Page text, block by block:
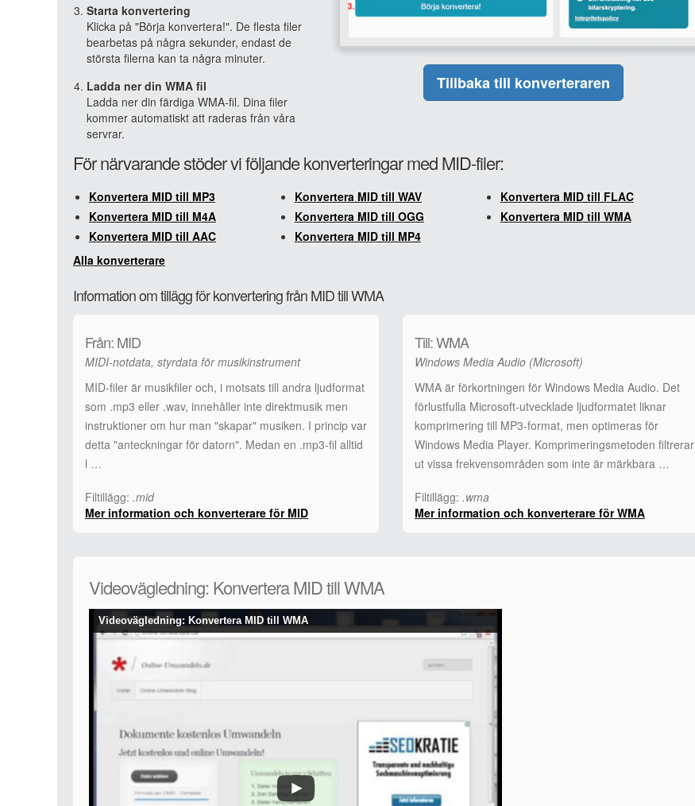
Starta konvertering
Klicka på "Börja konvertera!". De flesta filer
bearbetas på några sekunder, endast de
största filerna kan ta några minuter.
Ladda ner din WMA fil
Ladda ner din färdiga WMA-fil. Dina filer
kommer automatiskt att raderas från våra
servrar.
Tillbaka till konverteraren
För närvarande stöder vi följande konverteringar med MID-filer:
Konvertera MID till MP3 Konvertera MID till WAV
Konvertera MID till FLAC
Konvertera MID till M4A
Konvertera MID till OGG
Konvertera MID till WMA
Konvertera MID till AAC
Konvertera MID till MP4
Alla konverterare
Information om tillägg för konvertering från MID till WMA
Från: MID
MIDI-notdata, styrdata för musikinstrument
MID-filer är musikfiler och, i motsats till andra ljudformat
som .mp3 eller .wav, innehåller inte direktmusik men
instruktioner om hur man "skapar" musiken. I princip var
detta "anteckningar för datorn". Medan en .mp3-fil alltid
l …
Filtillägg: .mid
Mer information och konverterare för MID
Till: WMA
Windows Media Audio (Microsoft)
WMA är förkortningen för Windows Media Audio. Det
förlustfulla Microsoft-utvecklade ljudformatet liknar
komprimering till MP3-format, men optimeras för
Windows Media Player. Komprimeringsmetoden filtrerar
ut vissa frekvensområden som inte är märkbara …
Filtillägg: .wma
Mer information och konverterare för WMA
Videovägledning: Konvertera MID till WMA
Videovägledning: Konvertera MID till WMA